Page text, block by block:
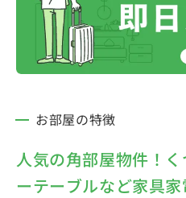
お部屋の特徴
人気の角部屋物件！
ーテーブルなど家具